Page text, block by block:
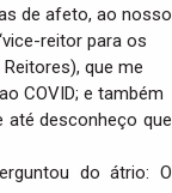
de afeto, ao nosso
reitor para os
que me
COVID; e também
até desconheço que
do átrio: O